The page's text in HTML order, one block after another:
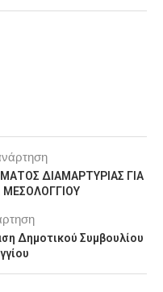
ΔΙΑΜΑΡΤΥΡΙΑΣ ΓΙΑ
ΜΕΣΟΛΟΓΓΙΟΥ
Δημοτικού Συμβουλίου